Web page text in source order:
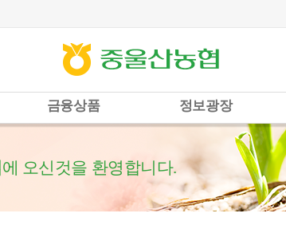
금융상품 정보광장
에 오신것을 환영합니다.